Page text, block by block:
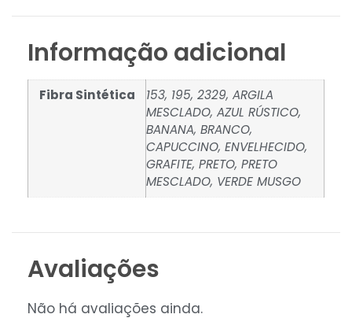
Informação adicional
Fibra Sintética
153, 195, 2329, ARGILA
MESCLADO, AZUL RÚSTICO,
BANANA, BRANCO,
CAPUCCINO, ENVELHECIDO,
GRAFITE, PRETO, PRETO
MESCLADO, VERDE MUSGO
Avaliações
Não há avaliações ainda.